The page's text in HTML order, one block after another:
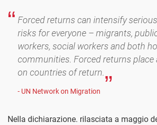
Forced returns can intensify
risks for everyone – migrants,
workers, social workers and both
communities. Forced returns place
on countries of return.
- UN Network on Migration
Nella dichiarazione. rilasciata a maggio